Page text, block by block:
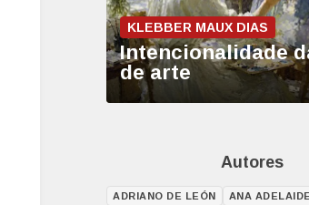
KLEBBER MAUX DIAS
Intencionalidade
de arte
Autores
ADRIANO DE LEÓN
ANA